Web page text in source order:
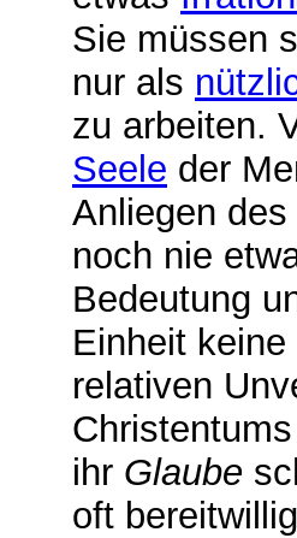
Sie müssen
nur als
zu arbeiten.
Seele der
Anliegen
noch nie
Bedeutung
Einheit
relativen
ihr Glaube
oft